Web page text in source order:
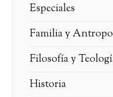
Especiales
Familia y
Filosofía y
Historia